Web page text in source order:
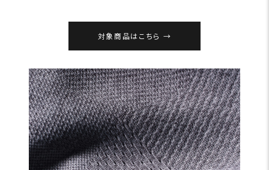
対象商品はこちら